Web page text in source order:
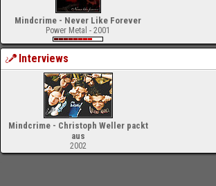
Mindcrime - Never Like Forever
Power Metal - 2001
Interviews
Mindcrime - Christoph Weller packt
aus
2002